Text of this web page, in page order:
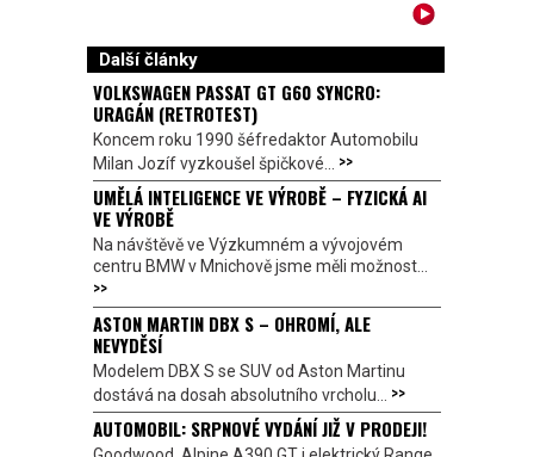
Další články
VOLKSWAGEN PASSAT GT G60 SYNCRO:
URAGÁN (RETROTEST)
Koncem roku 1990 šéfredaktor Automobilu
Milan Jozíf vyzkoušel špičkové... >>
UMĚLÁ INTELIGENCE VE VÝROBĚ – FYZICKÁ AI
VE VÝROBĚ
Na návštěvě ve Výzkumném a vývojovém
centru BMW v Mnichově jsme měli možnost...
>>
ASTON MARTIN DBX S – OHROMÍ, ALE
NEVYDĚSÍ
Modelem DBX S se SUV od Aston Martinu
dostává na dosah absolutního vrcholu... >>
AUTOMOBIL: SRPNOVÉ VYDÁNÍ JIŽ V PRODEJI!